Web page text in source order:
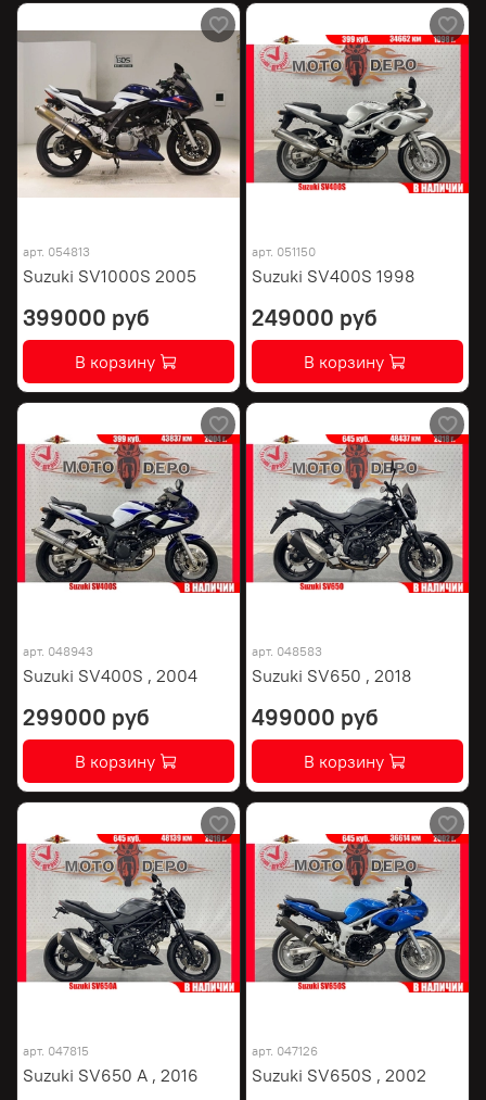
арт. 054813
Suzuki SV1000S 2005
399000 руб
В корзину
арт. 051150
Suzuki SV400S 1998
249000 руб
В корзину
арт. 048943
Suzuki SV400S , 2004
299000 руб
В корзину
арт. 048583
Suzuki SV650 , 2018
499000 руб
В корзину
арт. 047815
Suzuki SV650 A , 2016
арт. 047126
Suzuki SV650S , 2002